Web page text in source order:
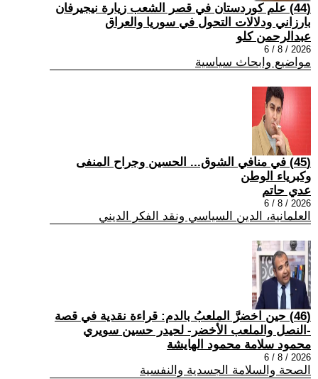
(44) علم كوردستان في قصر الشعب زيارة نيجيرفان
بارزاني ودلالات التحول في سوريا والعراق
عبدالرحمن كلو
2026 / 8 / 6
مواضيع وابحاث سياسية
(45) في منافي الشوق... الحسين وجراح المنفى
وكبرياء الوطن
عدي حاتم
2026 / 8 / 6
العلمانية، الدين السياسي ونقد الفكر الديني
(46) حين اخضرَّ الملعبُ بالدم: قراءة نقدية في قصة
-النصل والملعب الأخضر- لحيدر حسين سويري
محمود سلامة محمود الهايشة
2026 / 8 / 6
الصحة والسلامة الجسدية والنفسية